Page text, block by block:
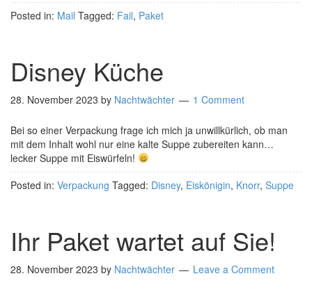
Posted in: Mail Tagged: Fail, Paket
Disney Küche
28. November 2023 by Nachtwächter 1 Comment
Bei so einer Verpackung frage ich mich ja unwillkürlich, ob man
mit dem Inhalt wohl nur eine kalte Suppe zubereiten kann…
lecker Suppe mit Eiswürfeln!
Posted in: Verpackung Tagged: Disney, Eiskönigin, Knorr, Suppe
Ihr Paket wartet auf Sie!
28. November 2023 by Nachtwächter Leave a Comment